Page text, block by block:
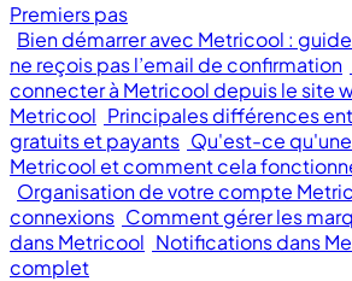
Premiers pas
Bien démarrer avec Metricool :
ne reçois pas l’email de confirmation
connecter à Metricool depuis le site
Metricool Principales différences
gratuits et payants Qu'est-ce
Metricool et comment cela
Organisation de votre compte
connexions Comment gérer les
dans Metricool Notifications dans
complet